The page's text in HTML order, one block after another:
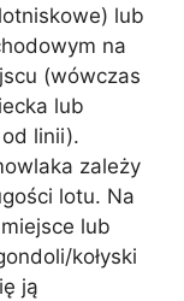
lub
na
(wówczas
lub
linii).
zależy
lotu. Na
lub
kołyski
ją